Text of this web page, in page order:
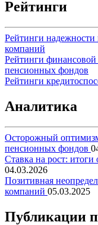
Рейтинги
Рейтинги надежности
компаний
Рейтинги финансовой
пенсионных фондов
Рейтинги
Аналитика
Осторожный
пенсионных фондов
Ставка на рост:
04.03.2026
Позитивная
компаний 05.03.2025
Публикации